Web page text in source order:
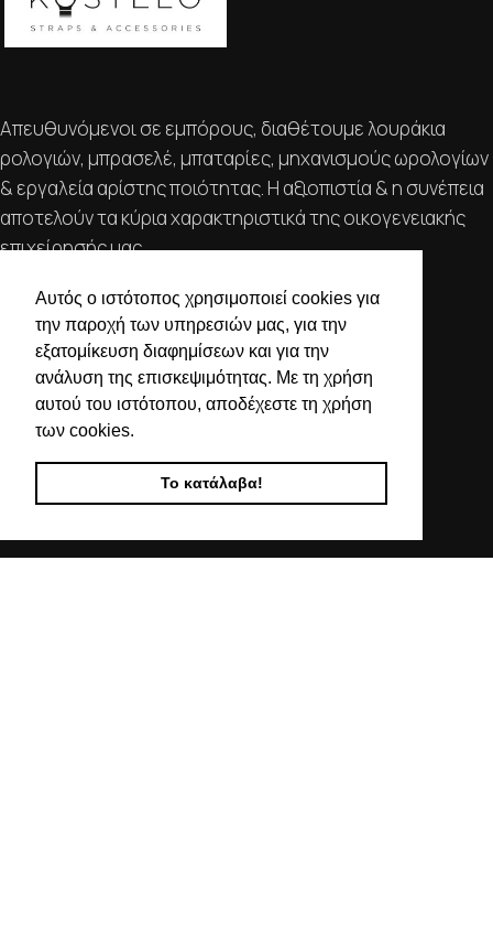
Αυτός ο ιστότοπος χρησιμοποιεί cookies για
την παροχή των υπηρεσιών μας, για την
εξατομίκευση διαφημίσεων και για την
ανάλυση της επισκεψιμότητας. Με τη χρήση
αυτού του ιστότοπου, αποδέχεστε τη χρήση
των cookies.
Το κατάλαβα!
Απευθυνόμενοι σε εμπόρους, διαθέτουμε λουράκια
ρολογιών, μπρασελέ, μπαταρίες, μηχανισμούς ωρολογίων
& εργαλεία αρίστης ποιότητας. Η αξιοπιστία & η συνέπεια
αποτελούν τα κύρια χαρακτηριστικά της οικογενειακής
επιχείρησής μας.
ΧΡΗΣΙΜΕΣ ΠΛΗΡΟΦΟΡΙΕΣ
ΕΠΙΚΟΙΝΩΝΙΑ
ΟΡΟΙ ΧΡΗΣΗΣ
ΤΡΟΠΟΙ ΠΛΗΡΩΜΗΣ ΑΠΟΣΤΟΛΗΣ
ΠΟΛΙΤΙΚΗ ΑΠΟΡΡΗΤΟΥ
Ο ΛΟΓΑΡΙΑΣΜΟΣ ΜΟΥ
Χαλκιδικής 19, 546 43,